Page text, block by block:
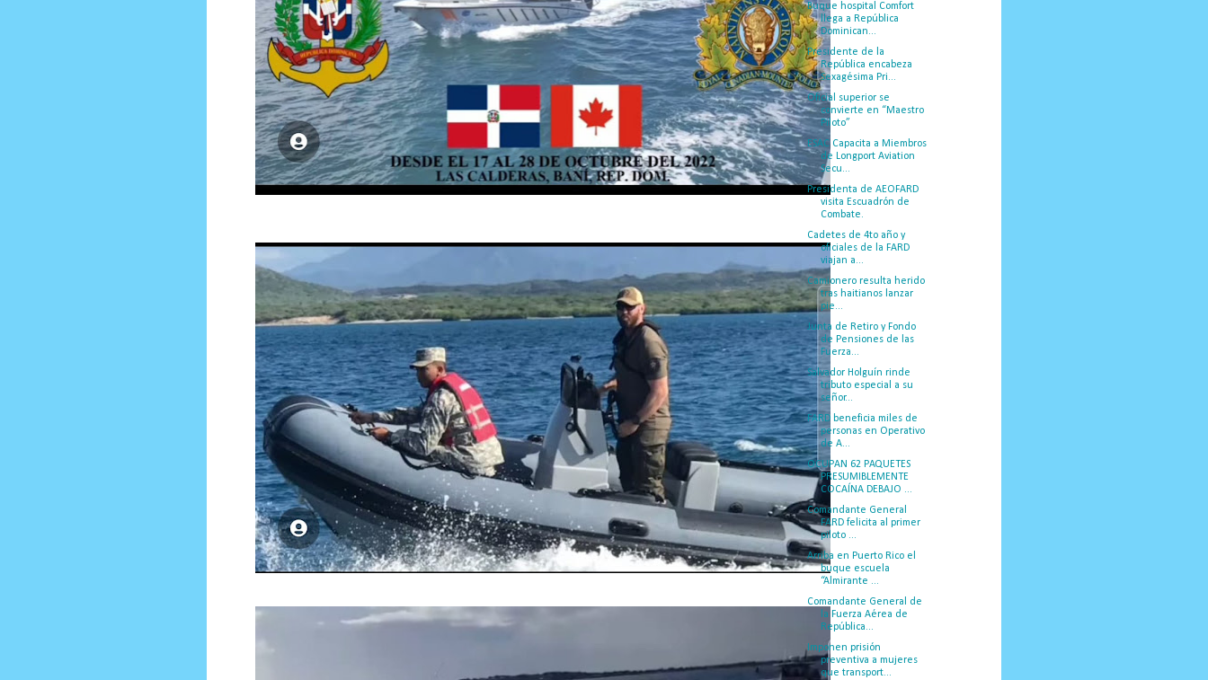
Buque hospital Comfort
llega a República
Dominican...
Presidente de la
República encabeza
Sexagésima Pri...
Oficial superior se
convierte en “Maestro
Piloto”
ESAC Capacita a Miembros
de Longport Aviation
Secu...
Presidenta de AEOFARD
visita Escuadrón de
Combate.
Cadetes de 4to año y
oficiales de la FARD
viajan a...
Camionero resulta herido
tras haitianos lanzar
pie...
Junta de Retiro y Fondo
de Pensiones de las
Fuerza...
Salvador Holguín rinde
tributo especial a su
señor...
FARD beneficia miles de
personas en Operativo
de A...
OCUPAN 62 PAQUETES
PRESUMIBLEMENTE
COCAÍNA DEBAJO ...
Comandante General
FARD felicita al primer
piloto ...
Arriba en Puerto Rico el
buque escuela
“Almirante ...
Comandante General de
la Fuerza Aérea de
República...
Imponen prisión
preventiva a mujeres
que transport...